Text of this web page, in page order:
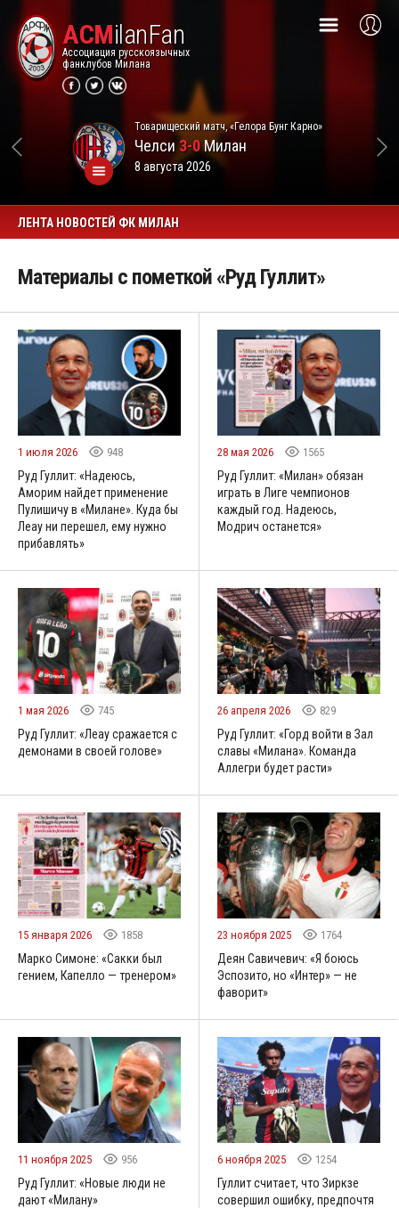
ACMilanFan
Ассоциация русскоязычных
фанклубов Милана
Товарищеский матч, «Гелора Бунг Карно»
Челси3-0Милан
8 августа 2026
ЛЕНТА НОВОСТЕЙ ФК МИЛАН
Материалы с пометкой «Руд Гуллит»
1 июля 2026 948
Руд Гуллит: «Надеюсь,
Аморим найдет применение
Пулишичу в «Милане». Куда бы
Леау ни перешел, ему нужно
прибавлять»
28 мая 2026 1565
Руд Гуллит: «Милан» обязан
играть в Лиге чемпионов
каждый год. Надеюсь,
Модрич останется»
1 мая 2026 745
Руд Гуллит: «Леау сражается с
демонами в своей голове»
26 апреля 2026 829
Руд Гуллит: «Горд войти в Зал
славы «Милана». Команда
Аллегри будет расти»
15 января 2026 1858
Марко Симоне: «Сакки был
гением, Капелло — тренером»
23 ноября 2025 1764
Деян Савичевич: «Я боюсь
Эспозито, но «Интер» — не
фаворит»
11 ноября 2025 956
Руд Гуллит: «Новые люди не
дают «Милану»
6 ноября 2025 1254
Гуллит считает, что Зиркзе
совершил ошибку, предпочтя